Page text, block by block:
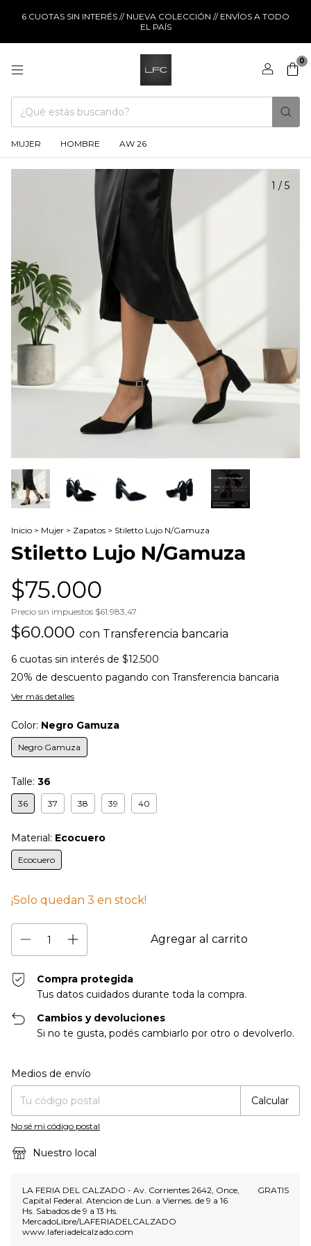
6 CUOTAS SIN INTERÉS // NUEVA COLECCIÓN // ENVÍOS A TODO
EL PAÍS
0
MUJER HOMBRE AW 26
1 / 5
Inicio > Mujer > Zapatos > Stiletto Lujo N/Gamuza
Stiletto Lujo N/Gamuza
$75.000
Precio sin impuestos $61.983,47
$60.000 con Transferencia bancaria
6 cuotas sin interés de $12.500
20% de descuento pagando con Transferencia bancaria
Ver más detalles
Color: Negro Gamuza
Negro Gamuza
Talle: 36
36 37 38 39 40
Material: Ecocuero
Ecocuero
¡Solo quedan 3 en stock!
Compra protegida
Tus datos cuidados durante toda la compra.
Cambios y devoluciones
Si no te gusta, podés cambiarlo por otro o devolverlo.
Entregas para el CP:
Medios de envío
Calcular
No sé mi código postal
Nuestro local
LA FERIA DEL CALZADO - Av. Corrientes 2642, Once,
Capital Federal. Atencion de Lun. a Viernes. de 9 a 16
Hs. Sabados de 9 a 13 Hs.
MercadoLibre/LAFERIADELCALZADO
www.laferiadelcalzado.com
GRATIS